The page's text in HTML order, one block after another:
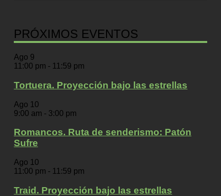
PRÓXIMOS EVENTOS
Ago 9
11:00 pm - 11:59 pm
Tortuera. Proyección bajo las estrellas
Ago 10
9:00 am - 3:00 pm
Romancos. Ruta de senderismo: Patón
Sufre
Ago 10
11:00 pm - 11:59 pm
Traid. Proyección bajo las estrellas